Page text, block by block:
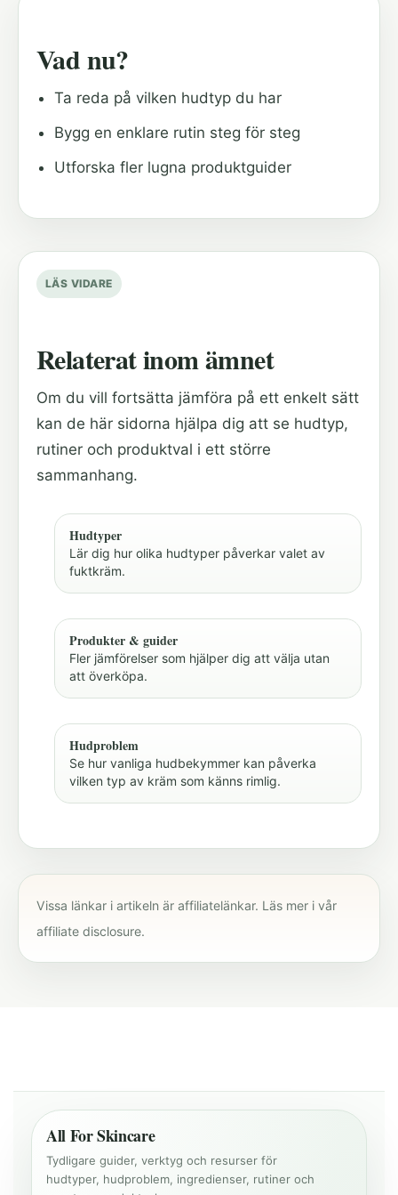
Vad nu?
Ta reda på vilken hudtyp du har
Bygg en enklare rutin steg för steg
Utforska fler lugna produktguider
LÄS VIDARE
Relaterat inom ämnet
Om du vill fortsätta jämföra på ett enkelt sätt
kan de här sidorna hjälpa dig att se hudtyp,
rutiner och produktval i ett större
sammanhang.
Hudtyper
Lär dig hur olika hudtyper påverkar valet av
fuktkräm.
Produkter & guider
Fler jämförelser som hjälper dig att välja utan
att överköpa.
Hudproblem
Se hur vanliga hudbekymmer kan påverka
vilken typ av kräm som känns rimlig.
Vissa länkar i artikeln är affiliatelänkar. Läs mer i vår
affiliate disclosure.
All For Skincare
Tydligare guider, verktyg och resurser för
hudtyper, hudproblem, ingredienser, rutiner och